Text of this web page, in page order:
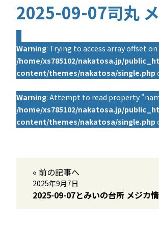
2025-09-07司丸
Warning: Trying to access array offset
/home/xs785102/nakatosa.jp/
content/themes/nakatosa/single.php
Warning: Attempt to read property
/home/xs785102/nakatosa.jp/
content/themes/nakatosa/single.php
« 前の記事へ
2025年9月7日
2025-09-07とみいの台所 メジカ